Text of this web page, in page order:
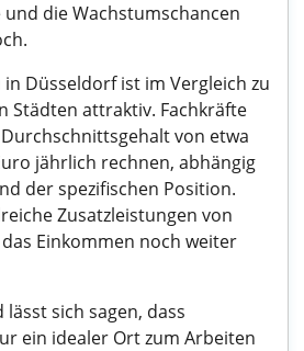
die Wachstumschancen
Düsseldorf ist im Vergleich zu
Städten attraktiv. Fachkräfte
von etwa
jährlich rechnen, abhängig
der spezifischen Position.
Zusatzleistungen von
Einkommen noch weiter
sich sagen, dass
ein idealer Ort zum Arbeiten